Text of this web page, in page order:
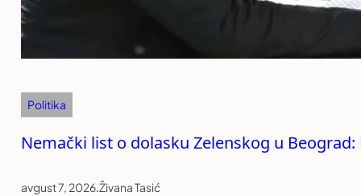
Politika
Nemački list o dolasku Zelenskog u
avgust 7, 2026.Živana Tasić